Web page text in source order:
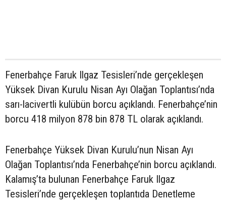
Fenerbahçe Faruk Ilgaz Tesisleri’nde gerçekleşen
Yüksek Divan Kurulu Nisan Ayı Olağan Toplantısı’nda
sarı-lacivertli kulübün borcu açıklandı. Fenerbahçe’nin
borcu 418 milyon 878 bin 878 TL olarak açıklandı.
Fenerbahçe Yüksek Divan Kurulu’nun Nisan Ayı
Olağan Toplantısı’nda Fenerbahçe’nin borcu açıklandı.
Kalamış’ta bulunan Fenerbahçe Faruk Ilgaz
Tesisleri’nde gerçekleşen toplantıda Denetleme